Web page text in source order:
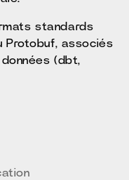
standards
Protobuf, associés
(dbt,